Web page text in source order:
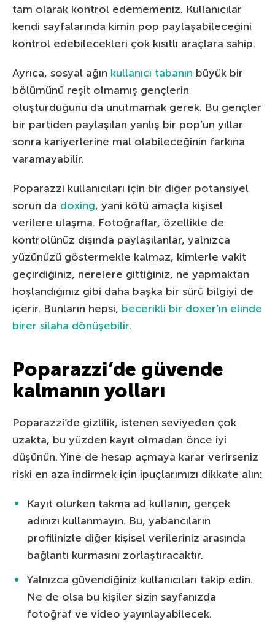
tam olarak kontrol edememeniz. Kullanıcılar
kendi sayfalarında kimin pop paylaşabileceğini
kontrol edebilecekleri çok kısıtlı araçlara sahip.
Ayrıca, sosyal ağın kullanıcı tabanın büyük bir
bölümünü reşit olmamış gençlerin
oluşturduğunu da unutmamak gerek. Bu gençler
bir partiden paylaşılan yanlış bir pop’un yıllar
sonra kariyerlerine mal olabileceğinin farkına
varamayabilir.
Poparazzi kullanıcıları için bir diğer potansiyel
sorun da doxing, yani kötü amaçla kişisel
verilere ulaşma. Fotoğraflar, özellikle de
kontrolünüz dışında paylaşılanlar, yalnızca
yüzünüzü göstermekle kalmaz, kimlerle vakit
geçirdiğiniz, nerelere gittiğiniz, ne yapmaktan
hoşlandığınız gibi daha başka bir sürü bilgiyi de
içerir. Bunların hepsi, becerikli bir doxer’ın elinde
birer silaha dönüşebilir.
Poparazzi’de güvende
kalmanın yolları
Poparazzi’de gizlilik, istenen seviyeden çok
uzakta, bu yüzden kayıt olmadan önce iyi
düşünün. Yine de hesap açmaya karar verirseniz
riski en aza indirmek için ipuçlarımızı dikkate alın:
Kayıt olurken takma ad kullanın, gerçek
adınızı kullanmayın. Bu, yabancıların
profilinizle diğer kişisel verileriniz arasında
bağlantı kurmasını zorlaştıracaktır.
Yalnızca güvendiğiniz kullanıcıları takip edin.
Ne de olsa bu kişiler sizin sayfanızda
fotoğraf ve video yayınlayabilecek.